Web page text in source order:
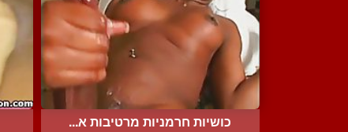
כושיות חרמניות מרטיבות א...